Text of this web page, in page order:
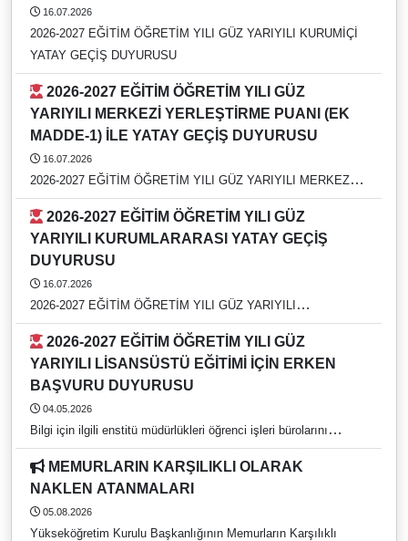
16.07.2026
2026-2027 EĞİTİM ÖĞRETİM YILI GÜZ YARIYILI KURUMİÇİ
YATAY GEÇİŞ DUYURUSU
YARIYILI MERKEZİ YERLEŞTİRME PUANI (EK
MADDE-1) İLE YATAY GEÇİŞ DUYURUSU
16.07.2026
2026-2027 EĞİTİM ÖĞRETİM YILI GÜZ YARIYILI MERKEZİ
YERLEŞTİRME PUANI (EK MADDE-1) İLE YATAY GEÇİŞ
DUYURUSU
YARIYILI KURUMLARARASI YATAY GEÇİŞ
DUYURUSU
16.07.2026
2026-2027 EĞİTİM ÖĞRETİM YILI GÜZ YARIYILI
KURUMLARARASI YATAY GEÇİŞ DUYURUSU
YARIYILI LİSANSÜSTÜ EĞİTİMİ İÇİN ERKEN
BAŞVURU DUYURUSU
04.05.2026
Bilgi için ilgili enstitü müdürlükleri öğrenci işleri bürolarını
arayınız. https://rehber.adu.edu.tr/
NAKLEN ATANMALARI
05.08.2026
Yükseköğretim Kurulu Başkanlığının Memurların Karşılıklı